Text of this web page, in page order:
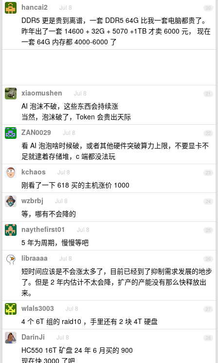
20
hancai2 Jul 8
DDR5 更是贵到离谱，一套 DDR5 64G 比我一套电脑都贵了。
昨年出了一套 14600 + 32G + 5070 +1TB 才卖 6000 元， 现在
一套 64G 内存都 4000-6000 了
21
xiaomushen Jul 8
AI 泡沫不破，这些东西会持续涨
当然，泡沫破了，Token 会贵出天际
22
ZAN0029 Jul 8
看 AI 泡泡啥时候破，或者其他硬件突破算力上限，不要显卡不
足就逮着存储堆，c 端都没法玩
23
kchaos Jul 8
刚看了一下 618 买的主机涨价 1000
24
wzbrbj Jul 8
等，哪有不会降的
25
naythefirst01 Jul 8
5 年为周期，慢慢等吧
26
libraaaa Jul 8
短时间应该是不会涨太多了，目前已经到了抑制需求发展的地步
了。但是 2 年内估计不太会降，扩产的产能没有那么快释放出
来。
27
wlals3003 Jul 8
4 个 6T 组的 raid10 ，手里还有 2 块 4T 硬盘
28
DarinJi Jul 8
HC550 16T 矿盘 24 年 6 月买的 900
现在快 3000 了吧